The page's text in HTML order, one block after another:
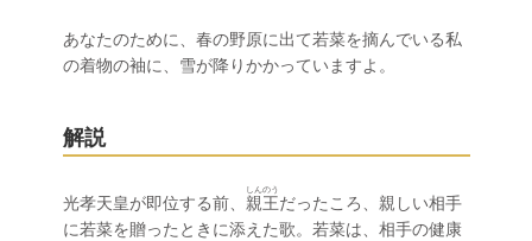
あなたのために、春の野原に出て若菜を摘んでいる私
の着物の袖に、雪が降りかかっていますよ。
解説
光孝天皇が即位する前、 親王
しんのう
だったころ、親しい相手
に若菜を贈ったときに添えた歌。若菜は、相手の健康